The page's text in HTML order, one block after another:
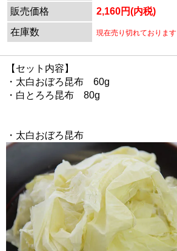
販売価格
2,160円(内税)
在庫数
現在売り切れております
【セット内容】
・太白おぼろ昆布 60g
・白とろろ昆布 80g
・太白おぼろ昆布